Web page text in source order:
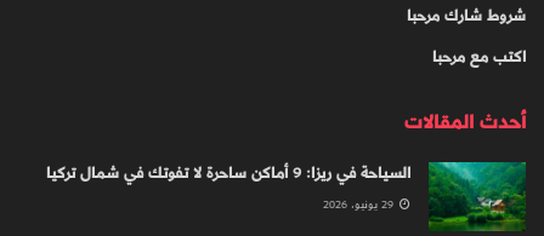
شروط شارك مرحبا
اكتب مع مرحبا
أحدث المقالات
السياحة في ريزا: 9 أماكن ساحرة لا تفوتك في شمال تركيا